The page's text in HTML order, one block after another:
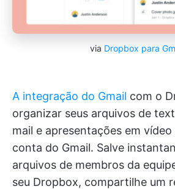
via Dropbox para
A integração do Gmail com o
organizar seus arquivos de
mail e apresentações em vídeo
conta do Gmail. Salve
arquivos de membros da
seu Dropbox, compartilhe um